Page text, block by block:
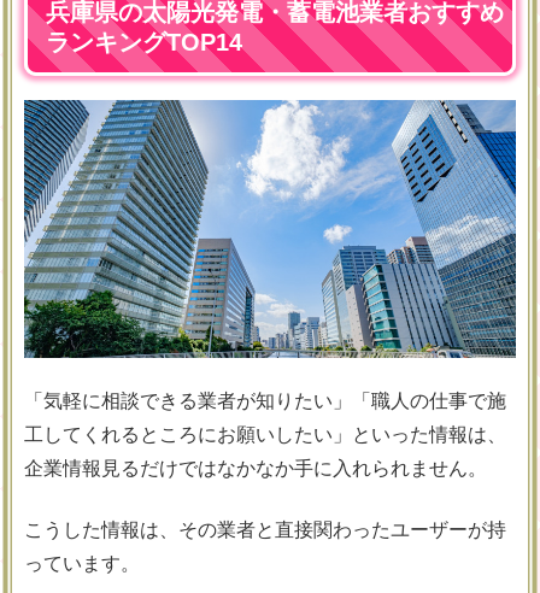
兵庫県の太陽光発電・蓄電池業者おすすめ
ランキングTOP14
「気軽に相談できる業者が知りたい」「職人の仕事で施
工してくれるところにお願いしたい」といった情報は、
企業情報見るだけではなかなか手に入れられません。
こうした情報は、その業者と直接関わったユーザーが持
っています。